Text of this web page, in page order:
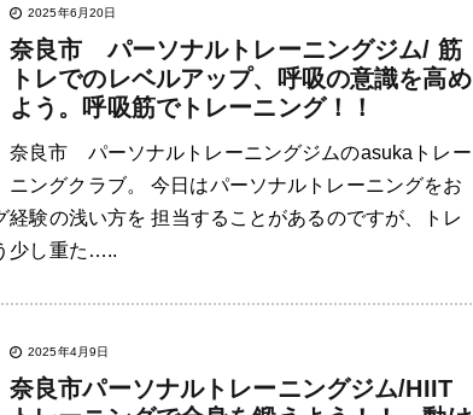
2025年6月20日
奈良市 パーソナルトレーニングジム/ 筋
トレでのレベルアップ、呼吸の意識を高め
よう。呼吸筋でトレーニング！！
奈良市 パーソナルトレーニングジムのasukaトレー
ニングクラブ。 今日はパーソナルトレーニングをお
験の浅い方を 担当することがあるのですが、トレ
少し重た…..
2025年4月9日
奈良市パーソナルトレーニングジム/HIIT